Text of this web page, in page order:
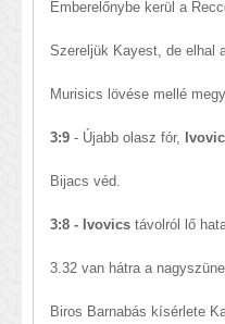
Emberelőnybe kerül a
Szereljük Kayest, de elhal
Murisics lövése mellé megy.
3:9 - Újabb olasz fór,
Bijacs véd.
3:8 - Ivovics távolról lő
3.32 van hátra a
Biros Barnabás kísérlete